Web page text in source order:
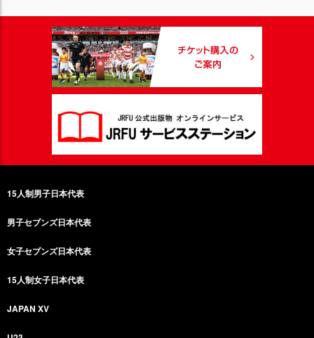
15人制男子日本代表
男子セブンズ日本代表
女子セブンズ日本代表
15人制女子日本代表
JAPAN XV